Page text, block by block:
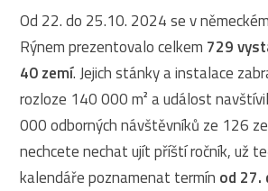
Od 22. do 25.10. 2024 se v
Rýnem prezentovalo celkem 729
40 zemí. Jejich stánky a instalace
rozloze 140 000 m² a událost
000 odborných návštěvníků ze 126
nechcete nechat ujít příští ročník, už
kalendáře poznamenat termín od 27.